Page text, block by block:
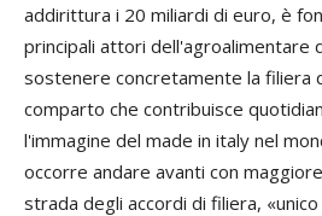
addirittura i 20 miliardi di euro, è
principali attori dell'agroalimentare
sostenere concretamente la filiera
comparto che contribuisce
l'immagine del made in italy nel
occorre andare avanti con
strada degli accordi di filiera,